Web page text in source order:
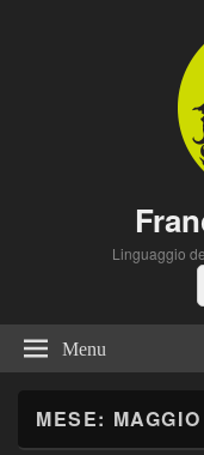
Linguaggio
Menu
MESE: